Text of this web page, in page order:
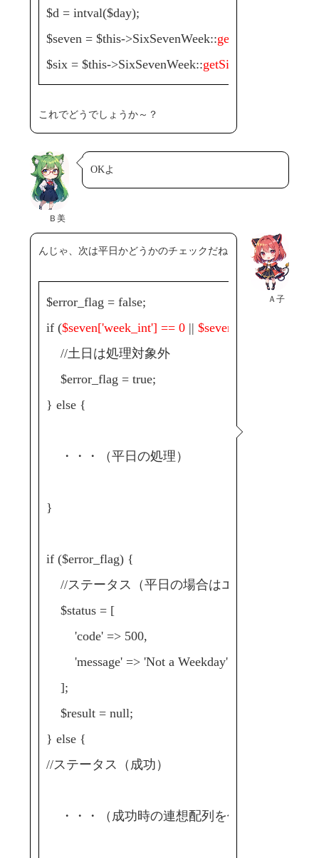
$d = intval($day);
$seven = $this->SixSevenWeek::getSeven($y, $m,
$six = $this->SixSevenWeek::getSix($ymd)
これでどうでしょうか～？
Ｂ美
OKよ
Ａ子
んじゃ、次は平日かどうかのチェックだね
$error_flag = false;
if ($seven['week_int'] == 0 ||$seven['week_int'] ==
//土日は処理対象外
$error_flag = true;
} else {
・・・（平日の処理）
}
if ($error_flag) {
//ステータス（平日の場合はエラー）
$status = [
'code' => 500,
'message' => 'Not a Weekday'
];
$result = null;
} else {
//ステータス（成功）
・・・（成功時の連想配列を作成）